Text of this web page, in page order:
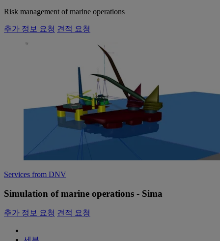
Risk management of marine operations
추가 정보 요청 견적 요청
Services from DNV
Simulation of marine operations - Sima
추가 정보 요청 견적 요청